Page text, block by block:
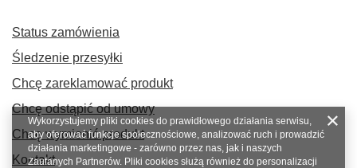
Status zamówienia
Śledzenie przesyłki
Chcę zareklamować produkt
Chcę odstąpić od umowy
Chcę wymienić produkt
Kontakt
Wykorzystujemy pliki cookies do prawidłowego działania serwisu,
aby oferować funkcje społecznościowe, analizować ruch i prowadzić
działania marketingowe - zarówno przez nas, jak i naszych
Zaufanych Partnerów. Pliki cookies służą również do personalizacji